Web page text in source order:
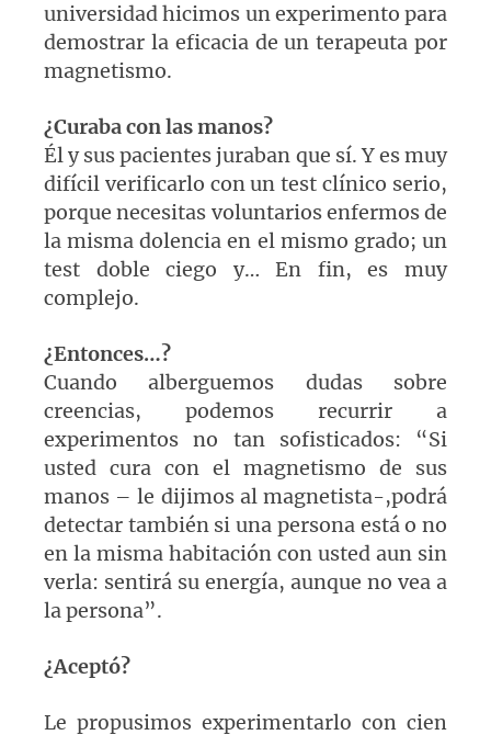
universidad hicimos un experimento para
demostrar la eficacia de un terapeuta por
magnetismo.
¿Curaba con las manos?
Él y sus pacientes juraban que sí. Y es muy
difícil verificarlo con un test clínico serio,
porque necesitas voluntarios enfermos de
la misma dolencia en el mismo grado; un
test doble ciego y… En fin, es muy
complejo.
¿Entonces…?
Cuando alberguemos dudas sobre
creencias, podemos recurrir a
experimentos no tan sofisticados: “Si
usted cura con el magnetismo de sus
manos – le dijimos al magnetista-,podrá
detectar también si una persona está o no
en la misma habitación con usted aun sin
verla: sentirá su energía, aunque no vea a
la persona”.
¿Aceptó?
Le propusimos experimentarlo con cien